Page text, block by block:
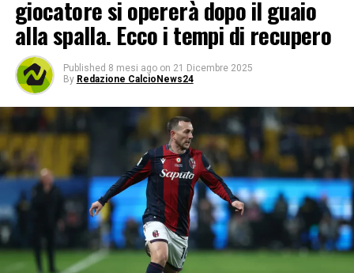
giocatore si opererà dopo il guaio
alla spalla. Ecco i tempi di recupero
Published 8 mesi ago on 21 Dicembre 2025
By Redazione CalcioNews24